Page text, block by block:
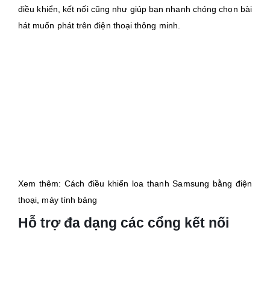
điều khiển, kết nối cũng như giúp bạn nhanh chóng chọn bài
hát muốn phát trên điện thoại thông minh.
Xem thêm: Cách điều khiển loa thanh Samsung bằng điện
thoại, máy tính bảng
Hỗ trợ đa dạng các cổng kết nối